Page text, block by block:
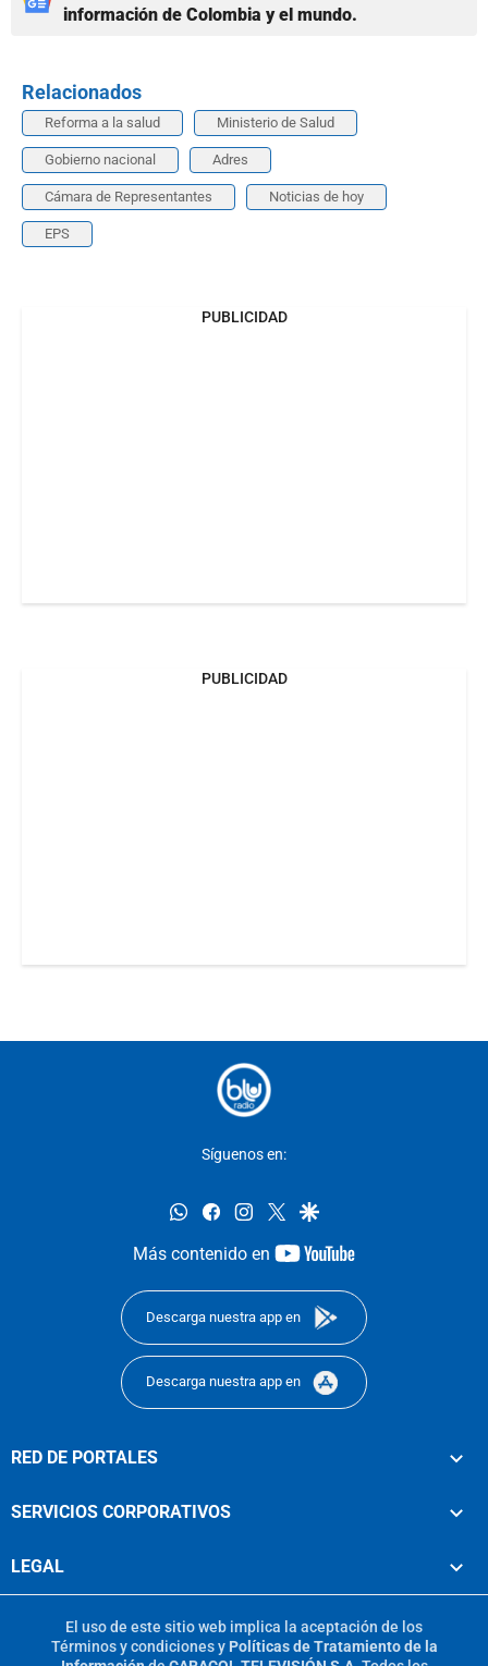
información de Colombia y el mundo.
Relacionados
Reforma a la salud Ministerio de Salud
Gobierno nacional Adres
Cámara de Representantes Noticias de hoy
EPS
PUBLICIDAD
PUBLICIDAD
Síguenos en:
whatsappfacebookinstagram
twittergoogle
Más contenido en
youtube-
Descarga nuestra app en
Descarga nuestra app en
RED DE PORTALES
SERVICIOS CORPORATIVOS
LEGAL
El uso de este sitio web implica la aceptación de los
Términos y condicionesy Políticas de Tratamiento de la